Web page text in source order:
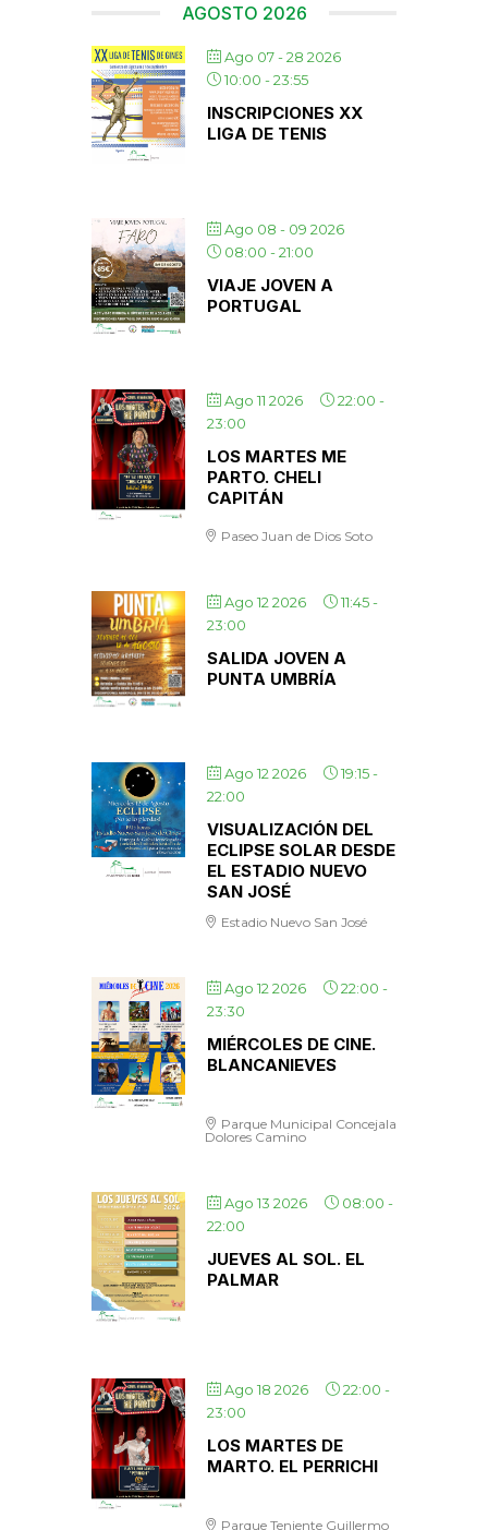
AGOSTO 2026
Ago 07 - 28 2026
10:00 -23:55
INSCRIPCIONES XX
LIGA DE TENIS
Ago 08 - 09 2026
08:00 -21:00
VIAJE JOVEN A
PORTUGAL
Ago 11 2026 22:00 -
23:00
LOS MARTES ME
PARTO. CHELI
CAPITÁN
Paseo Juan de Dios Soto
Ago 12 2026 11:45-
23:00
SALIDA JOVEN A
PUNTA UMBRÍA
Ago 12 2026 19:15-
22:00
VISUALIZACIÓN DEL
ECLIPSE SOLAR DESDE
EL ESTADIO NUEVO
SAN JOSÉ
Estadio Nuevo San José
Ago 12 2026 22:00 -
23:30
MIÉRCOLES DE CINE.
BLANCANIEVES
Parque Municipal Concejala
Dolores Camino
Ago 13 2026 08:00 -
22:00
JUEVES AL SOL. EL
PALMAR
Ago 18 2026 22:00 -
23:00
LOS MARTES DE
MARTO. EL PERRICHI
Parque Teniente Guillermo